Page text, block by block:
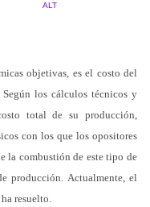
ALT
objetivas, es el costo del
los cálculos técnicos y
total de su producción,
con los que los opositores
la combustión de este tipo de
producción. Actualmente, el
resuelto.